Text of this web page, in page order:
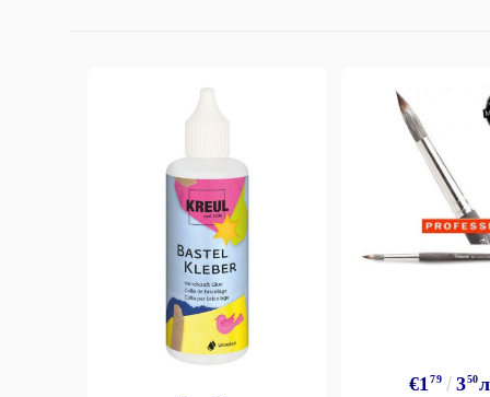
€179 350